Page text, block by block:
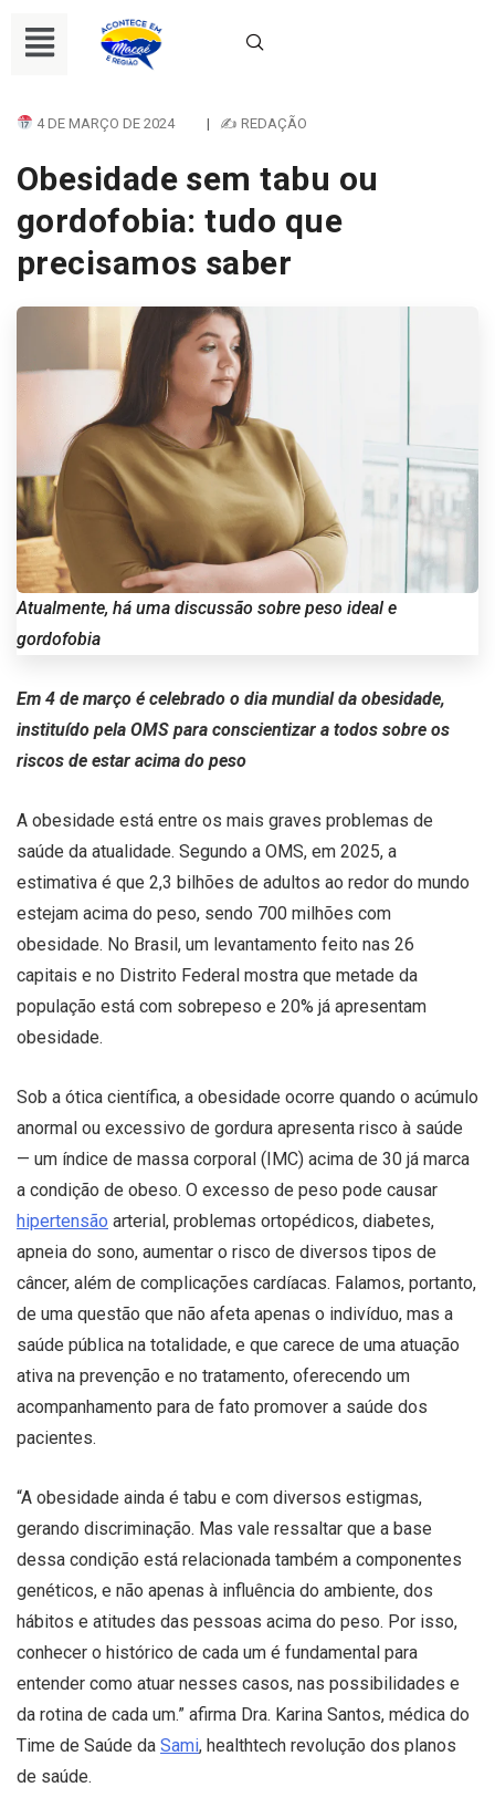
4 DE MARÇO DE 2024 | ✍ REDAÇÃO
Obesidade sem tabu ou
gordofobia: tudo que
precisamos saber
Atualmente, há uma discussão sobre peso ideal e
gordofobia
Em 4 de março é celebrado o dia mundial da obesidade,
instituído pela OMS para conscientizar a todos sobre os
riscos de estar acima do peso
A obesidade está entre os mais graves problemas de
saúde da atualidade. Segundo a OMS, em 2025, a
estimativa é que 2,3 bilhões de adultos ao redor do mundo
estejam acima do peso, sendo 700 milhões com
obesidade. No Brasil, um levantamento feito nas 26
capitais e no Distrito Federal mostra que metade da
população está com sobrepeso e 20% já apresentam
obesidade.
Sob a ótica científica, a obesidade ocorre quando o acúmulo
anormal ou excessivo de gordura apresenta risco à saúde
— um índice de massa corporal (IMC) acima de 30 já marca
a condição de obeso. O excesso de peso pode causar
hipertensão arterial, problemas ortopédicos, diabetes,
apneia do sono, aumentar o risco de diversos tipos de
câncer, além de complicações cardíacas. Falamos, portanto,
de uma questão que não afeta apenas o indivíduo, mas a
saúde pública na totalidade, e que carece de uma atuação
ativa na prevenção e no tratamento, oferecendo um
acompanhamento para de fato promover a saúde dos
pacientes.
“A obesidade ainda é tabu e com diversos estigmas,
gerando discriminação. Mas vale ressaltar que a base
dessa condição está relacionada também a componentes
genéticos, e não apenas à influência do ambiente, dos
hábitos e atitudes das pessoas acima do peso. Por isso,
conhecer o histórico de cada um é fundamental para
entender como atuar nesses casos, nas possibilidades e
da rotina de cada um.” afirma Dra. Karina Santos, médica do
Time de Saúde da Sami, healthtech revolução dos planos
de saúde.